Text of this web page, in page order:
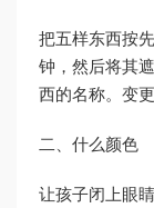
把五样东西按
钟，然后将其
西的名称。变
二、什么颜色
让孩子闭上眼